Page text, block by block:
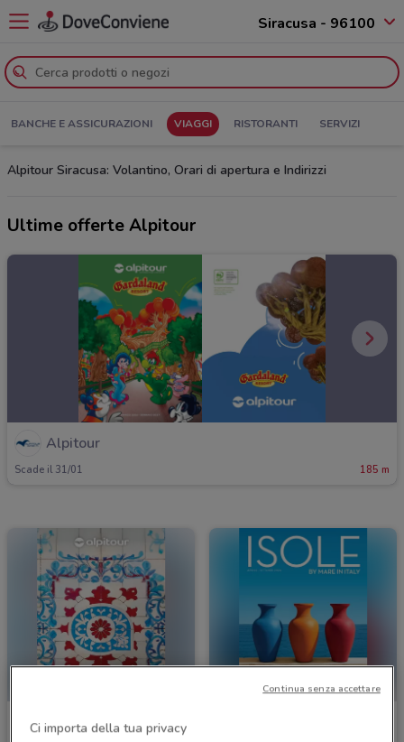
Siracusa - 96100
BANCHE E ASSICURAZIONI VIAGGI RISTORANTI SERVIZI
Alpitour Siracusa: Volantino, Orari di apertura e Indirizzi
Ultime offerte Alpitour
Alpitour
Scade il 31/01 185 m
Alpitour
Ci importa della tua privacy
Continua senza accettare